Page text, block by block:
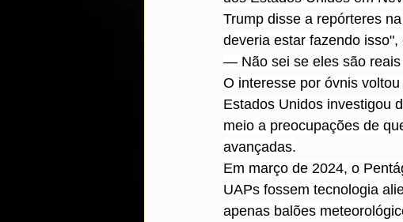
Trump disse a repórteres
deveria estar fazendo
— Não sei se eles são reais
O interesse por óvnis
Estados Unidos investigou
meio a preocupações de
avançadas.
Em março de 2024, o
UAPs fossem tecnologia
apenas balões